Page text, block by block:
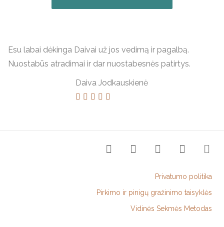
Esu labai dėkinga Daivai už jos vedimą ir pagalbą.
Nuostabūs atradimai ir dar nuostabesnės patirtys.
Daiva Jodkauskienė
    
Privatumo politika
Pirkimo ir pinigų gražinimo taisyklės
Vidinės Sekmės Metodas